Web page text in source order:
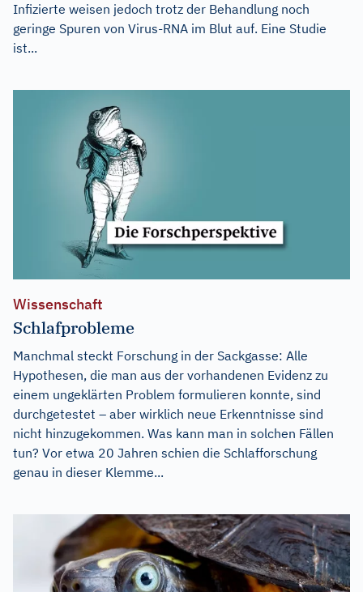
Infizierte weisen jedoch trotz der Behandlung noch
geringe Spuren von Virus-RNA im Blut auf. Eine Studie
ist...
Wissenschaft
Schlafprobleme
Manchmal steckt Forschung in der Sackgasse: Alle
Hypothesen, die man aus der vorhandenen Evidenz zu
einem ungeklärten Problem formulieren konnte, sind
durchgetestet – aber wirklich neue Erkenntnisse sind
nicht hinzugekommen. Was kann man in solchen Fällen
tun? Vor etwa 20 Jahren schien die Schlafforschung
genau in dieser Klemme...